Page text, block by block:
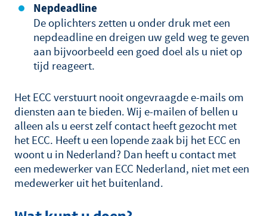
Nepdeadline
De oplichters zetten u onder druk met een
nepdeadline en dreigen uw geld weg te geven
aan bijvoorbeeld een goed doel als u niet op
tijd reageert.
Het ECC verstuurt nooit ongevraagde e-mails om
diensten aan te bieden. Wij e-mailen of bellen u
alleen als u eerst zelf contact heeft gezocht met
het ECC. Heeft u een lopende zaak bij het ECC en
woont u in Nederland? Dan heeft u contact met
een medewerker van ECC Nederland, niet met een
medewerker uit het buitenland.